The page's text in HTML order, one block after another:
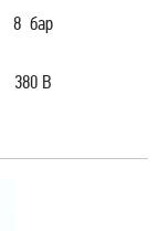
8 бар
380 В